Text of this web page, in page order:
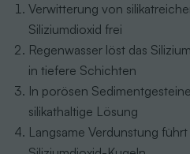
Verwitterung von
Siliziumdioxid frei
Regenwasser löst das
in tiefere Schichten
In porösen
silikathaltige Lösung
Langsame Verdunstung